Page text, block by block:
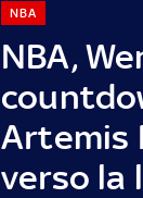
NBA,
Artemis
verso la
NBA